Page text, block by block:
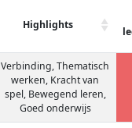
Highlights
Verbinding, Thematisch
werken, Kracht van
spel, Bewegend leren,
Goed onderwijs